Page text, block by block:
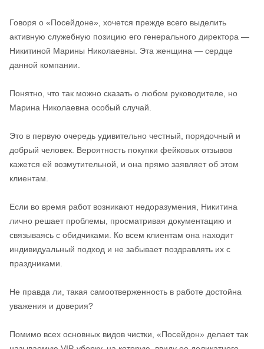
Говоря о «Посейдоне», хочется прежде всего выделить
активную служебную позицию его генерального директора —
Никитиной Марины Николаевны. Эта женщина — сердце
данной компании.
Понятно, что так можно сказать о любом руководителе, но
Марина Николаевна особый случай.
Это в первую очередь удивительно честный, порядочный и
добрый человек. Вероятность покупки фейковых отзывов
кажется ей возмутительной, и она прямо заявляет об этом
клиентам.
Если во время работ возникают недоразумения, Никитина
лично решает проблемы, просматривая документацию и
связываясь с обидчиками. Ко всем клиентам она находит
индивидуальный подход и не забывает поздравлять их с
праздниками.
Не правда ли, такая самоотверженность в работе достойна
уважения и доверия?
Помимо всех основных видов чистки, «Посейдон» делает так